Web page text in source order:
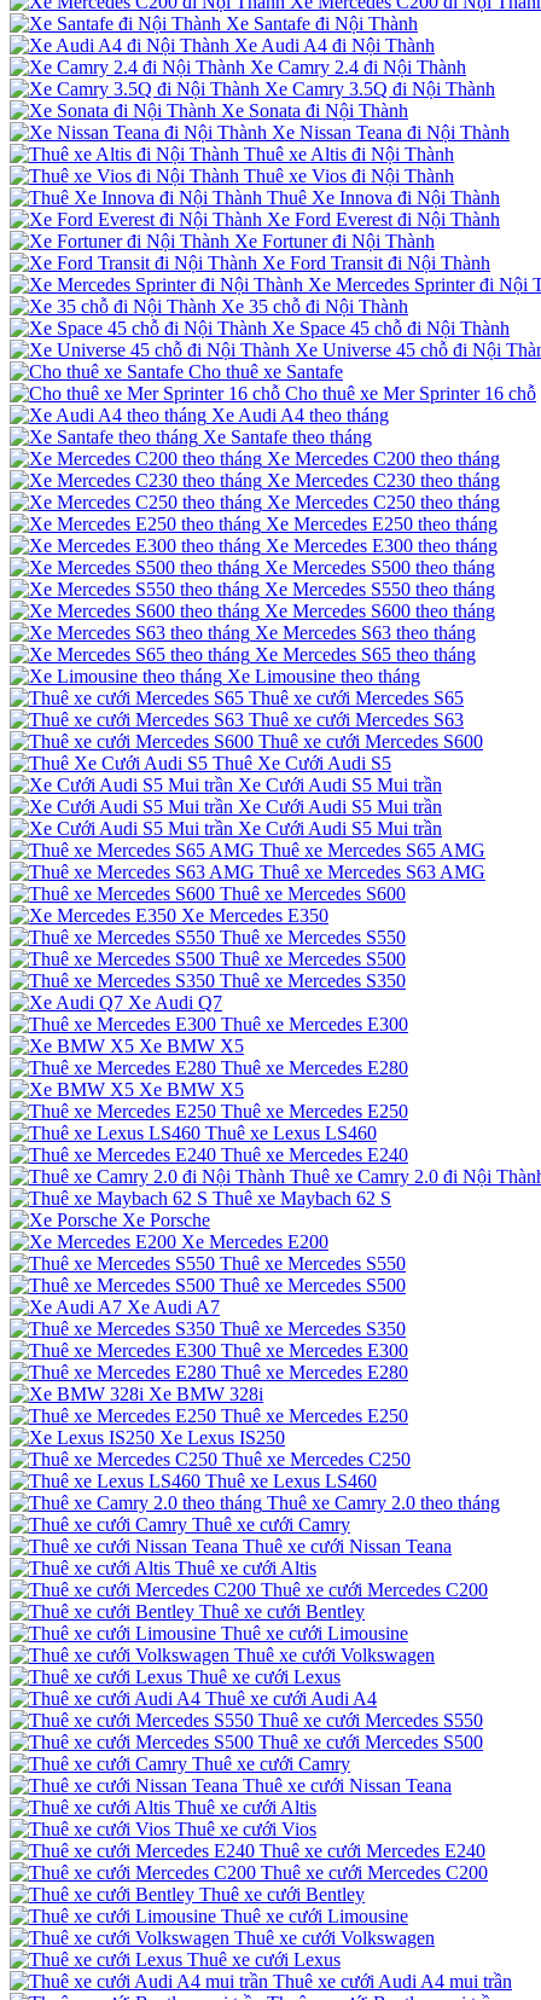
Xe Santafe đi Nội Thành
Xe Audi A4 đi Nội Thành
Xe Camry 2.4 đi Nội Thành
Xe Camry 3.5Q đi Nội Thành
Xe Sonata đi Nội Thành
Xe Nissan Teana đi Nội Thành
Thuê xe Altis đi Nội Thành
Thuê xe Vios đi Nội Thành
Thuê Xe Innova đi Nội Thành
Xe Ford Everest đi Nội Thành
Xe Fortuner đi Nội Thành
Xe Ford Transit đi Nội Thành
Xe Mercedes Sprinter đi Nội
Xe 35 chỗ đi Nội Thành
Xe Space 45 chỗ đi Nội Thành
Xe Universe 45 chỗ đi Nội
Cho thuê xe Santafe
Cho thuê xe Mer Sprinter 16 chỗ
Xe Audi A4 theo tháng
Xe Santafe theo tháng
Xe Mercedes C200 theo tháng
Xe Mercedes C230 theo tháng
Xe Mercedes C250 theo tháng
Xe Mercedes E250 theo tháng
Xe Mercedes E300 theo tháng
Xe Mercedes S500 theo tháng
Xe Mercedes S550 theo tháng
Xe Mercedes S600 theo tháng
Xe Mercedes S63 theo tháng
Xe Mercedes S65 theo tháng
Xe Limousine theo tháng
Thuê xe cưới Mercedes S65
Thuê xe cưới Mercedes S63
Thuê xe cưới Mercedes S600
Thuê Xe Cưới Audi S5
Xe Cưới Audi S5 Mui trần
Xe Cưới Audi S5 Mui trần
Xe Cưới Audi S5 Mui trần
Thuê xe Mercedes S65 AMG
Thuê xe Mercedes S63 AMG
Thuê xe Mercedes S600
Xe Mercedes E350
Thuê xe Mercedes S550
Thuê xe Mercedes S500
Thuê xe Mercedes S350
Xe Audi Q7
Thuê xe Mercedes E300
Xe BMW X5
Thuê xe Mercedes E280
Xe BMW X5
Thuê xe Mercedes E250
Thuê xe Lexus LS460
Thuê xe Mercedes E240
Thuê xe Camry 2.0 đi Nội
Thuê xe Maybach 62 S
Xe Porsche
Xe Mercedes E200
Thuê xe Mercedes S550
Thuê xe Mercedes S500
Xe Audi A7
Thuê xe Mercedes S350
Thuê xe Mercedes E300
Thuê xe Mercedes E280
Xe BMW 328i
Thuê xe Mercedes E250
Xe Lexus IS250
Thuê xe Mercedes C250
Thuê xe Lexus LS460
Thuê xe Camry 2.0 theo tháng
Thuê xe cưới Camry
Thuê xe cưới Nissan Teana
Thuê xe cưới Altis
Thuê xe cưới Mercedes C200
Thuê xe cưới Bentley
Thuê xe cưới Limousine
Thuê xe cưới Volkswagen
Thuê xe cưới Lexus
Thuê xe cưới Audi A4
Thuê xe cưới Mercedes S550
Thuê xe cưới Mercedes S500
Thuê xe cưới Camry
Thuê xe cưới Nissan Teana
Thuê xe cưới Altis
Thuê xe cưới Vios
Thuê xe cưới Mercedes E240
Thuê xe cưới Mercedes C200
Thuê xe cưới Bentley
Thuê xe cưới Limousine
Thuê xe cưới Volkswagen
Thuê xe cưới Lexus
Thuê xe cưới Audi A4 mui trần